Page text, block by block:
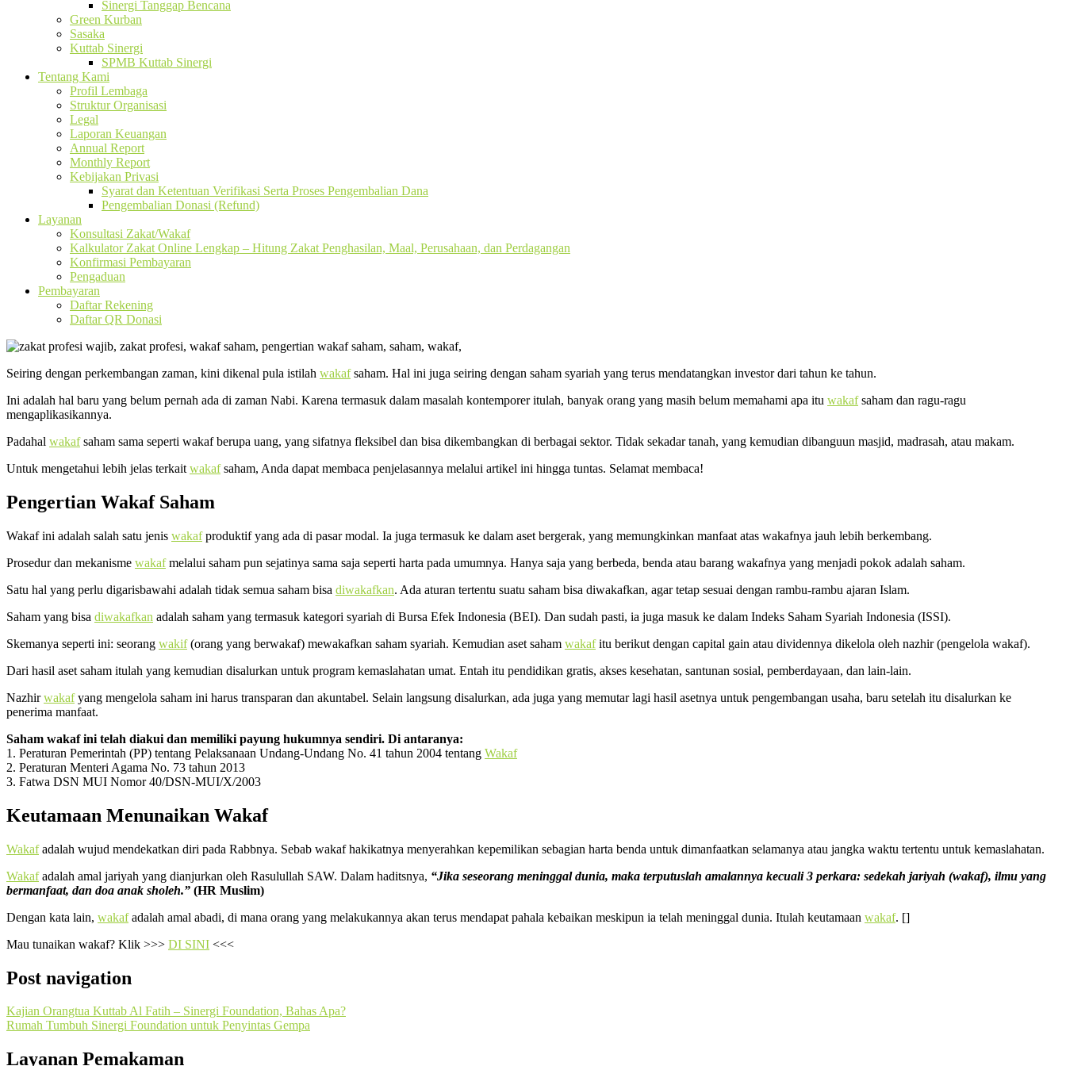
Sinergi Tanggap Bencana
Green Kurban
Sasaka
Kuttab Sinergi
SPMB Kuttab Sinergi
Tentang Kami
Profil Lembaga
Struktur Organisasi
Legal
Laporan Keuangan
Annual Report
Monthly Report
Kebijakan Privasi
Syarat dan Ketentuan Verifikasi Serta Proses Pengembalian Dana
Pengembalian Donasi (Refund)
Layanan
Konsultasi Zakat/Wakaf
Kalkulator Zakat Online Lengkap – Hitung Zakat Penghasilan, Maal, Perusahaan, dan Perdagangan
Konfirmasi Pembayaran
Pengaduan
Pembayaran
Daftar Rekening
Daftar QR Donasi
Seiring dengan perkembangan zaman, kini dikenal pula istilah wakafsaham. Hal ini juga seiring dengan saham syariah yang terus mendatangkan investor dari tahun ke tahun.
Ini adalah hal baru yang belum pernah ada di zaman Nabi. Karena termasuk dalam masalah kontemporer itulah, banyak orang yang masih belum memahami apa itu wakafsaham dan ragu-ragu
mengaplikasikannya.
Padahal wakafsaham sama seperti wakaf berupa uang, yang sifatnya fleksibel dan bisa dikembangkan di berbagai sektor. Tidak sekadar tanah, yang kemudian dibanguun masjid, madrasah, atau makam.
Untuk mengetahui lebih jelas terkait wakafsaham, Anda dapat membaca penjelasannya melalui artikel ini hingga tuntas. Selamat membaca!
Pengertian Wakaf Saham
Wakaf ini adalah salah satu jenis wakafproduktif yang ada di pasar modal. Ia juga termasuk ke dalam aset bergerak, yang memungkinkan manfaat atas wakafnya jauh lebih berkembang.
Prosedur dan mekanisme wakafmelalui saham pun sejatinya sama saja seperti harta pada umumnya. Hanya saja yang berbeda, benda atau barang wakafnya yang menjadi pokok adalah saham.
Satu hal yang perlu digarisbawahi adalah tidak semua saham bisa diwakafkan. Ada aturan tertentu suatu saham bisa diwakafkan, agar tetap sesuai dengan rambu-rambu ajaran Islam.
Saham yang bisa diwakafkan adalah saham yang termasuk kategori syariah di Bursa Efek Indonesia (BEI). Dan sudah pasti, ia juga masuk ke dalam Indeks Saham Syariah Indonesia (ISSI).
Skemanya seperti ini: seorang wakif(orang yang berwakaf) mewakafkan saham syariah. Kemudian aset saham wakafitu berikut dengan capital gain atau dividennya dikelola oleh nazhir (pengelola wakaf).
Dari hasil aset saham itulah yang kemudian disalurkan untuk program kemaslahatan umat. Entah itu pendidikan gratis, akses kesehatan, santunan sosial, pemberdayaan, dan lain-lain.
Nazhirwakafyang mengelola saham ini harus transparan dan akuntabel. Selain langsung disalurkan, ada juga yang memutar lagi hasil asetnya untuk pengembangan usaha, baru setelah itu disalurkan ke
penerima manfaat.
Saham wakaf ini telah diakui dan memiliki payung hukumnya sendiri. Di antaranya:
1. Peraturan Pemerintah (PP) tentang Pelaksanaan Undang-Undang No. 41 tahun 2004 tentang Wakaf
2. Peraturan Menteri Agama No. 73 tahun 2013
3. Fatwa DSN MUI Nomor 40/DSN-MUI/X/2003
Keutamaan Menunaikan Wakaf
Wakafadalah wujud mendekatkan diri pada Rabbnya. Sebab wakaf hakikatnya menyerahkan kepemilikan sebagian harta benda untuk dimanfaatkan selamanya atau jangka waktu tertentu untuk kemaslahatan.
Wakafadalah amal jariyah yang dianjurkan oleh Rasulullah SAW. Dalam haditsnya, “Jika seseorang meninggal dunia, maka terputuslah amalannya kecuali 3 perkara: sedekah jariyah (wakaf), ilmu yang
bermanfaat, dan doa anak sholeh.” (HR Muslim)
Dengan kata lain, wakafadalah amal abadi, di mana orang yang melakukannya akan terus mendapat pahala kebaikan meskipun ia telah meninggal dunia. Itulah keutamaan wakaf. []
Mau tunaikan wakaf? Klik >>> DI SINI <<<
Post navigation
Kajian Orangtua Kuttab Al Fatih – Sinergi Foundation, Bahas Apa?
Rumah Tumbuh Sinergi Foundation untuk Penyintas Gempa
Layanan Pemakaman